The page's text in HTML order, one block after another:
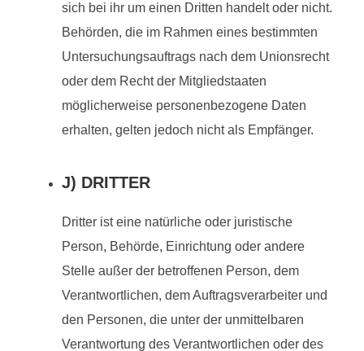
sich bei ihr um einen Dritten handelt oder nicht.
Behörden, die im Rahmen eines bestimmten
Untersuchungsauftrags nach dem Unionsrecht
oder dem Recht der Mitgliedstaaten
möglicherweise personenbezogene Daten
erhalten, gelten jedoch nicht als Empfänger.
J) DRITTER
Dritter ist eine natürliche oder juristische
Person, Behörde, Einrichtung oder andere
Stelle außer der betroffenen Person, dem
Verantwortlichen, dem Auftragsverarbeiter und
den Personen, die unter der unmittelbaren
Verantwortung des Verantwortlichen oder des